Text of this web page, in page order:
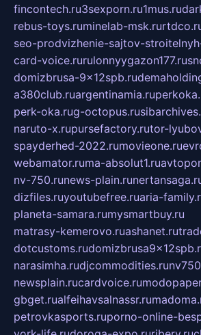
fincontech.ru3sexporn.ru1mus.ru
rebus-toys.ruminelab-msk.ru
seo-prodvizhenie-sajtov-
card-voice.rurulonnyygazon177.ru
domizbrusa-9x12spb.ru
a380club.ruargentinamia.ru
perk-oka.rug-octopus.ru
naruto-x.rupursefactory.rutor-
spayderhed-2022.rumovieone.ru
webamator.ruma-absolut1.ru
nv-750.runews-plain.ru
dizfiles.ruyoutubefree.ruaria-
planeta-samara.rumysmartbuy.ru
matrasy-kemerovo.ruashanet.ru
dotcustoms.ru
narasimha.rudjcommodities.ru
newsplain.rucardvoice.ru
gbget.rualfeihavsalnassr.ru
petrovkasports.ruporno-online-